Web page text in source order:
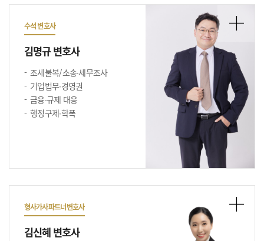
수석 변호사
김명규 변호사
조세불복/소송∙세무조사
기업법무∙경영권
금융∙규제 대응
행정구제∙학폭
형사가사파트너변호사
김신혜 변호사